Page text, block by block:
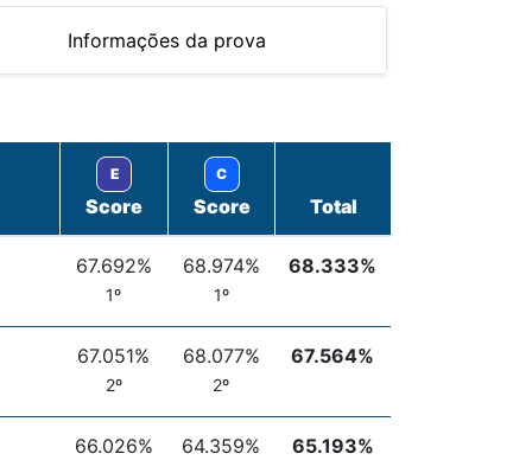
Informações da prova
E
Score
C
Score Total
67.692%
1º
68.974%
1º
68.333%
67.051%
2º
68.077%
2º
67.564%
66.026% 64.359% 65.193%